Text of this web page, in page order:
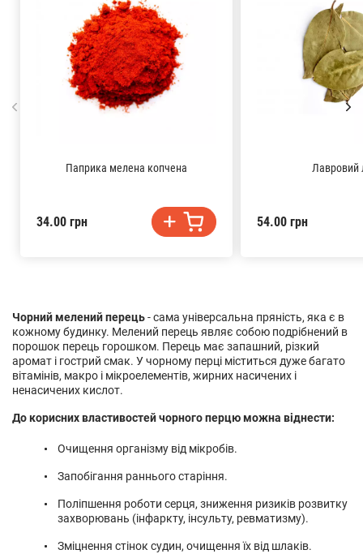
Чорний мелений перець- сама універсальна пряність, яка є в
кожному будинку. Мелений перець являє собою подрібнений в
порошок перець горошком. Перець має запашний, різкий
аромат і гострий смак. У чорному перці міститься дуже багато
вітамінів, макро і мікроелементів, жирних насичених і
ненасичених кислот.
До корисних властивостей чорного перцю можна віднести:
Очищення організму від мікробів.
Запобігання раннього старіння.
Поліпшення роботи серця, зниження ризиків розвитку
захворювань (інфаркту, інсульту, ревматизму).
Зміцнення стінок судин, очищення їх від шлаків.
Паприка мелена копчена
34.00 грн
Лавровий
54.00 грн